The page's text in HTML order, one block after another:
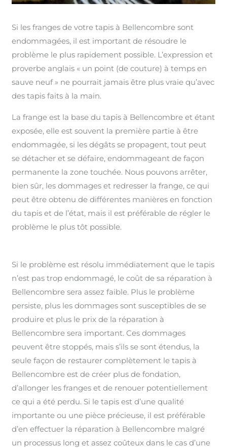
Si les franges de votre tapis à Bellencombre sont
endommagées, il est important de résoudre le
problème le plus rapidement possible. L’expression et
proverbe anglais « un point (de couture) à temps en
sauve neuf » ne pourrait jamais être plus vraie qu’avec
des tapis faits à la main.
La frange est la base du tapis à Bellencombre et étant
exposée, elle est souvent la première partie à être
endommagée, si les dégâts se propagent, tout peut
se détacher et se défaire, endommageant de façon
permanente la zone touchée. Nous pouvons arrêter,
bien sûr, les dommages et redresser la frange, ce qui
peut être obtenu de différentes manières en fonction
du tapis et de l’état, mais il est préférable de régler le
problème le plus tôt possible.
Si le problème est résolu immédiatement que le tapis
n’est pas trop endommagé, le coût de sa réparation à
Bellencombre sera assez faible. Plus le problème
persiste, plus les dommages sont susceptibles de se
produire et plus le prix de la réparation à
Bellencombre sera important. Ces dommages
peuvent être stoppés, mais s’ils se sont étendus, la
seule façon de restaurer complètement le tapis à
Bellencombre est de créer plus de fondation,
d’allonger les franges et de renouer potentiellement
ce qui a été perdu. Si le tapis est d’une qualité
importante ou une pièce précieuse, il est préférable
d’en effectuer la réparation à Bellencombre malgré
un processus long et assez coûteux dans le cas d’une